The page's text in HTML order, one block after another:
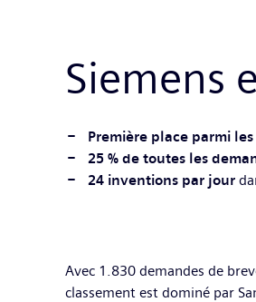
Siemens
Première place parmi
25 % de toutes les
24 inventions par jour
Avec 1.830 demandes de
classement est dominé par